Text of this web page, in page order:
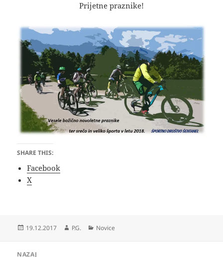
Prijetne praznike!
SHARE THIS:
Facebook
X
Objavljeno
19.12.2017 Avtor
P.G. Kategorije
Novice
NAZAJ